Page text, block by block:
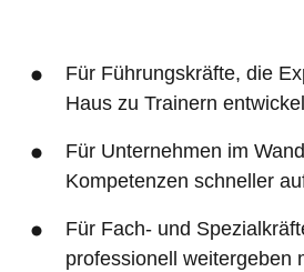
Für Führungskräfte, die
Haus zu Trainern
Für Unternehmen im
Kompetenzen schneller
Für Fach- und
professionell weitergeben